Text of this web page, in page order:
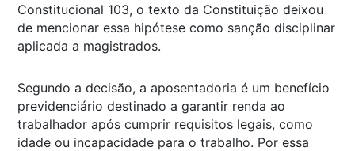
Constitucional 103, o texto da Constituição deixou
de mencionar essa hipótese como sanção disciplinar
aplicada a magistrados.
Segundo a decisão, a aposentadoria é um benefício
previdenciário destinado a garantir renda ao
trabalhador após cumprir requisitos legais, como
idade ou incapacidade para o trabalho. Por essa